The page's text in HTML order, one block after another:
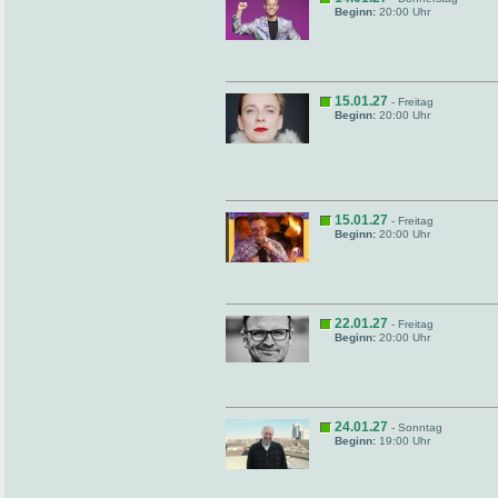
Beginn: 20:00 Uhr
15.01.27 - Freitag
Beginn: 20:00 Uhr
15.01.27 - Freitag
Beginn: 20:00 Uhr
22.01.27 - Freitag
Beginn: 20:00 Uhr
24.01.27 - Sonntag
Beginn: 19:00 Uhr